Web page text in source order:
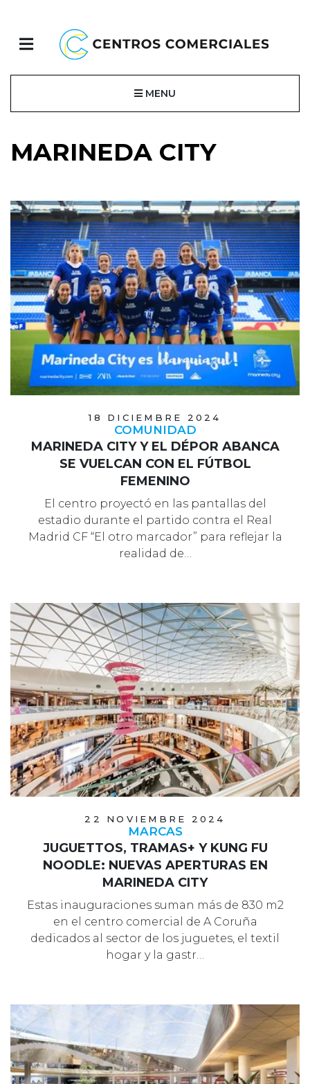
MENU
MARINEDA CITY
18 DICIEMBRE 2024
COMUNIDAD
MARINEDA CITY Y EL DÉPOR ABANCA
SE VUELCAN CON EL FÚTBOL
FEMENINO
El centro proyectó en las pantallas del
estadio durante el partido contra el Real
Madrid CF “El otro marcador” para reflejar la
realidad de…
22 NOVIEMBRE 2024
MARCAS
JUGUETTOS, TRAMAS+ Y KUNG FU
NOODLE: NUEVAS APERTURAS EN
MARINEDA CITY
Estas inauguraciones suman más de 830 m2
en el centro comercial de A Coruña
dedicados al sector de los juguetes, el textil
hogar y la gastr…